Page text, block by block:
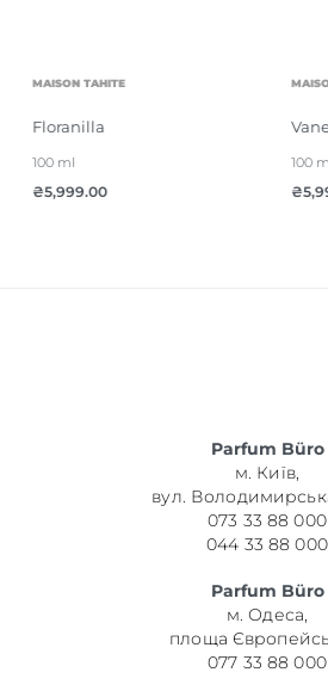
MAISON TAHITE
Floranilla
100 ml
5,999.00
100 ml
Parfum Büro
м. Київ,
вул.
073 33 88 000
044 33 88 000
Parfum Büro
м. Одеса,
площа
077 33 88 000